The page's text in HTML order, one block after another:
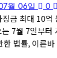
서가 무너질
14
월 06일 0
금 최대 10억
는 7월 7일부
법률, 이른바